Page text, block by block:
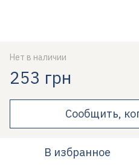
Нет в наличии
253 грн
Сообщить,
В избранное